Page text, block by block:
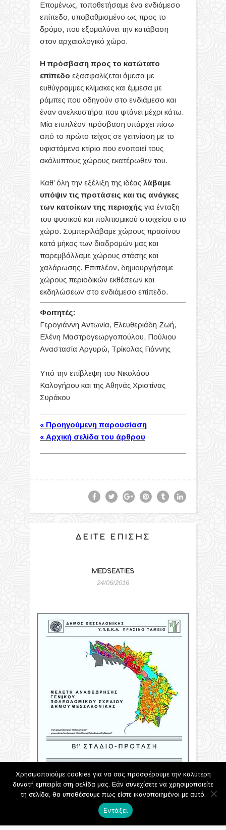
Επομένως, τοποθετήσαμε ένα ενδιάμεσο
επίπεδο, υποβαθμισμένο ως προς το
δρόμο, που εξομαλύνει την κατάβαση
στον αρχαιολογικό χώρο.
Η πρόσβαση προς το κατώτατο
επίπεδο εξασφαλίζεται άμεσα με
ευθύγραμμες κλίμακες και έμμεσα με
ράμπες που οδηγούν στο ενδιάμεσο και
έναν ανελκυστήρα που φτάνει μέχρι κάτω.
Μία επιπλέον πρόσβαση υπάρχει πίσω
από το πρώτο τείχος σε γειτνίαση με το
υφιστάμενο κτίριο που ενοποιεί τους
ακάλυπτους χώρους εκατέρωθεν του.
Καθ’ όλη την εξέλιξη της ιδέας λάβαμε
υπόψιν τις προτάσεις και τις ανάγκες
των κατοίκων της περιοχής για ένταξη
του φυσικού και πολιτισμικού στοιχείου στο
χώρο. Συμπεριλάβαμε χώρους πρασίνου
κατά μήκος των διαδρομών μας και
παρεμβάλλαμε χώρους στάσης και
χαλάρωσης. Επιπλέον, δημιουργήσαμε
χώρους περιοδικών εκθέσεων και
εκδηλώσεων στο ενδιάμεσο επίπεδο.
Φοιτητές:
Γερογιάννη Αντωνία, Ελευθεριάδη Ζωή,
Ελένη Μαστρογεωργοπούλου, Πούλιου
Αναστασία Αργυρώ, Τρίκολας Γιάννης
Υπό την επίβλεψη του Νικολάου
Καλογήρου και της Αθηνάς Χριστίνας
Συράκου
« Προηγούμενη παρουσίαση
« Αρχική σελίδα του άρθρου
ΔΕΊΤΕ ΕΠΊΣΗΣ
MEDSEATIES
24/06/2016
Χρησιμοποιούμε cookies για να σας προσφέρουμε την καλύτερη
δυνατή εμπειρία στη σελίδα μας. Εάν συνεχίσετε να χρησιμοποιείτε
τη σελίδα, θα υποθέσουμε πως είστε ικανοποιημένοι με αυτό.
Εντάξει